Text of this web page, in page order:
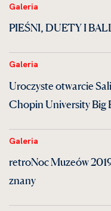
Galeria
PIEŚNI, DUETY I
Galeria
Uroczyste otwarcie
Chopin University Big
Galeria
retroNoc Muzeów
znany